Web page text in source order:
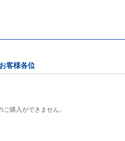
お客様各位
購入ができません。